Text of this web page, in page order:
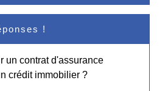
!
un contrat d'assurance
crédit immobilier ?